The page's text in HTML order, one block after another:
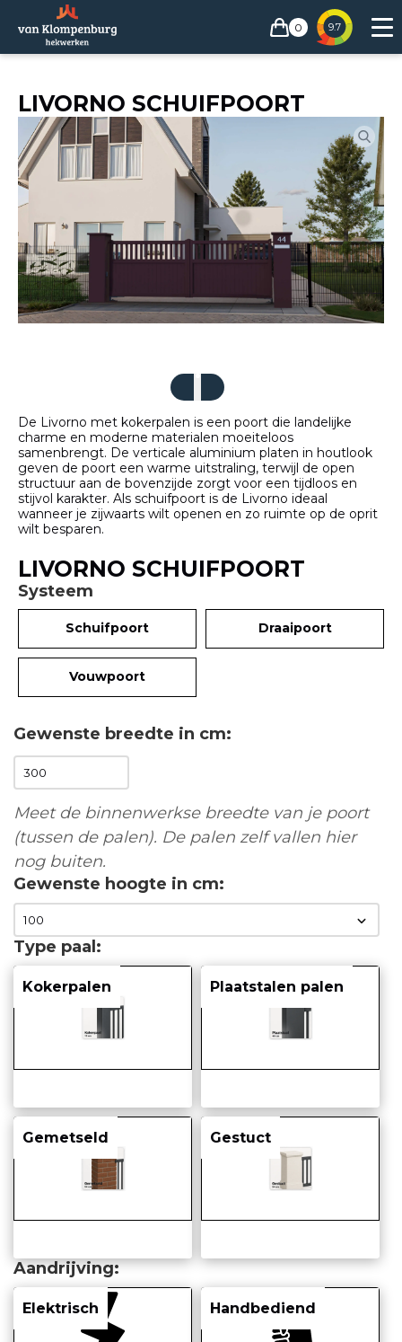
0 9.7
LIVORNO SCHUIFPOORT
De Livorno met kokerpalen is een poort die landelijke
charme en moderne materialen moeiteloos
samenbrengt. De verticale aluminium platen in houtlook
geven de poort een warme uitstraling, terwijl de open
structuur aan de bovenzijde zorgt voor een tijdloos en
stijvol karakter. Als schuifpoort is de Livorno ideaal
wanneer je zijwaarts wilt openen en zo ruimte op de oprit
wilt besparen.
LIVORNO SCHUIFPOORT
Systeem
Schuifpoort Draaipoort
Vouwpoort
Gewenste breedte in cm
Meet de binnenwerkse breedte van je poort
(tussen de palen). De palen zelf vallen hier
nog buiten.
Gewenste hoogte in cm
Type paal
Kokerpalen Plaatstalen palen
Gemetseld Gestuct
Aandrijving
Elektrisch Handbediend